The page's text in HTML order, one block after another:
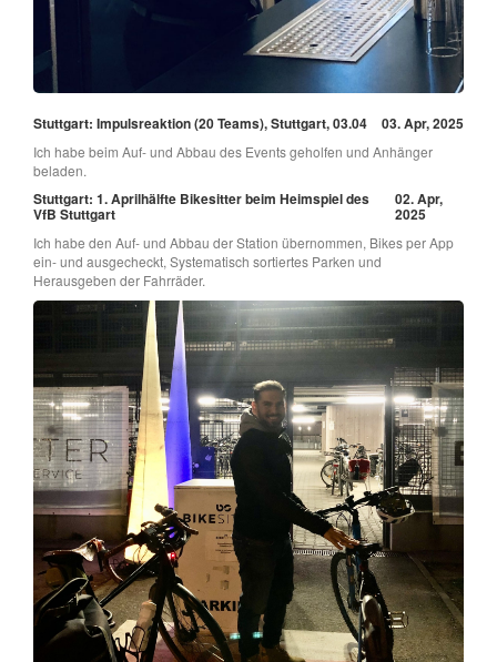
Stuttgart: Impulsreaktion (20 Teams), Stuttgart, 03.04 03. Apr, 2025
Ich habe beim Auf- und Abbau des Events geholfen und Anhänger
beladen.
Stuttgart: 1. Aprilhälfte Bikesitter beim Heimspiel des
VfB Stuttgart
02. Apr,
2025
Ich habe den Auf- und Abbau der Station übernommen, Bikes per App
ein- und ausgecheckt, Systematisch sortiertes Parken und
Herausgeben der Fahrräder.